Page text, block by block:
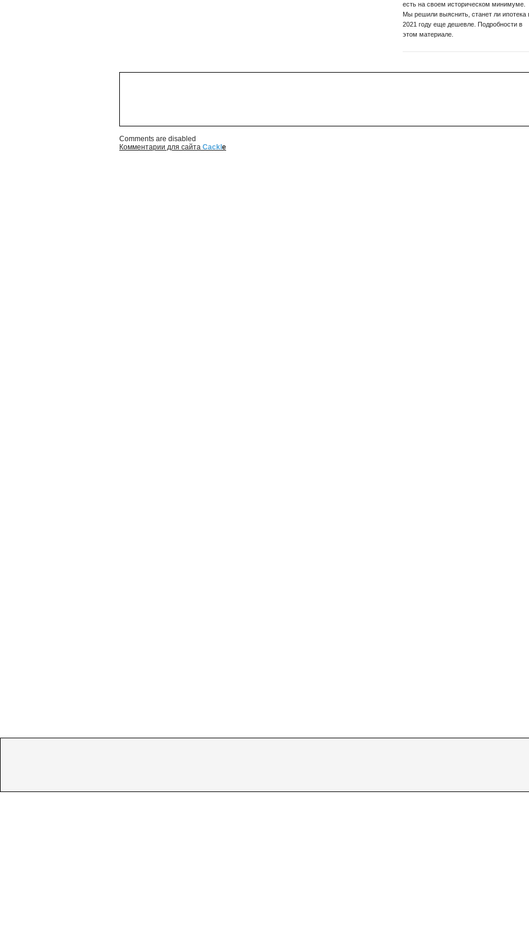
есть на своем историческом минимуме.
Мы решили выяснить, станет ли ипотека
2021 году еще дешевле. Подробности в
этом материале.
Comments are disabled
Комментарии для сайта Cackl e